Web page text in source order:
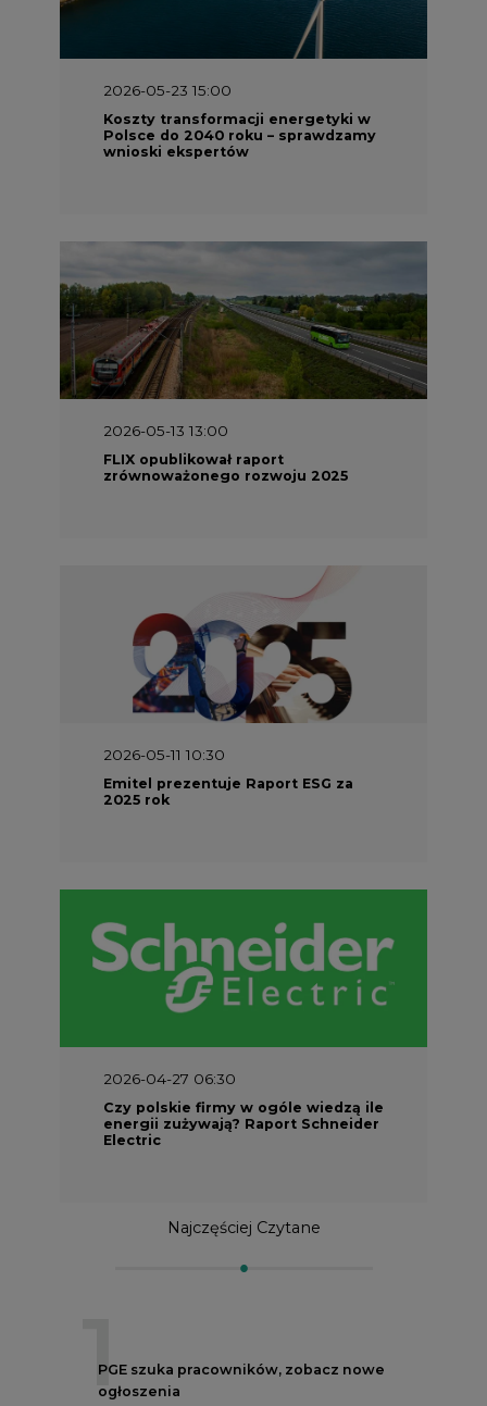
2026-05-23 15:00
Koszty transformacji energetyki w
Polsce do 2040 roku – sprawdzamy
wnioski ekspertów
2026-05-13 13:00
FLIX opublikował raport
zrównoważonego rozwoju 2025
2026-05-11 10:30
Emitel prezentuje Raport ESG za
2025 rok
2026-04-27 06:30
Czy polskie firmy w ogóle wiedzą ile
energii zużywają? Raport Schneider
Electric
Najczęściej Czytane
1
PGE szuka pracowników, zobacz nowe
ogłoszenia